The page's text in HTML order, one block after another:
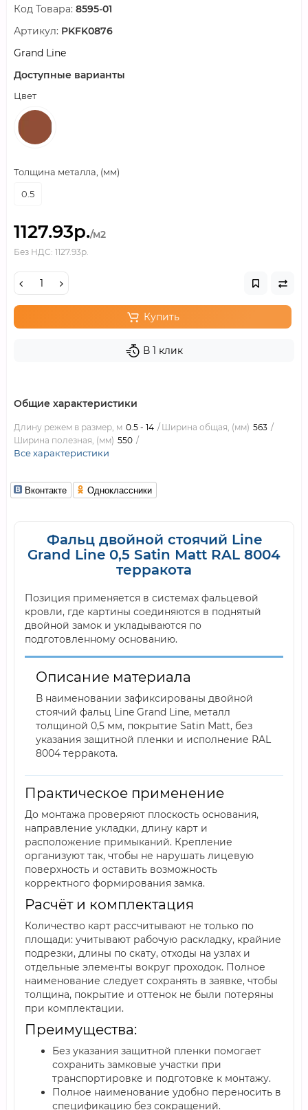
Код Товара: 8595-01
Артикул: PKFK0876
Grand Line
Доступные варианты
Цвет
Толщина металла, (мм)
0.5
1127.93р./м2
Без НДС: 1127.93р.
Купить
В 1 клик
Общие характеристики
Длину режем в размер, м 0.5 - 14 Ширина общая, (мм) 563
Ширина полезная, (мм) 550
Все характеристики
Вконтакте Одноклассники
Фальц двойной стоячий Line
Grand Line 0,5 Satin Мatt RAL 8004
терракота
Позиция применяется в системах фальцевой
кровли, где картины соединяются в поднятый
двойной замок и укладываются по
подготовленному основанию.
Описание материала
В наименовании зафиксированы двойной
стоячий фальц Line Grand Line, металл
толщиной 0,5 мм, покрытие Satin Мatt, без
указания защитной пленки и исполнение RAL
8004 терракота.
Практическое применение
До монтажа проверяют плоскость основания,
направление укладки, длину карт и
расположение примыканий. Крепление
организуют так, чтобы не нарушать лицевую
поверхность и оставить возможность
корректного формирования замка.
Расчёт и комплектация
Количество карт рассчитывают не только по
площади: учитывают рабочую раскладку, крайние
подрезки, длины по скату, отходы на узлах и
отдельные элементы вокруг проходок. Полное
наименование следует сохранять в заявке, чтобы
толщина, покрытие и оттенок не были потеряны
при комплектации.
Преимущества:
Без указания защитной пленки помогает
сохранить замковые участки при
транспортировке и подготовке к монтажу.
Полное наименование удобно переносить в
спецификацию без сокращений.